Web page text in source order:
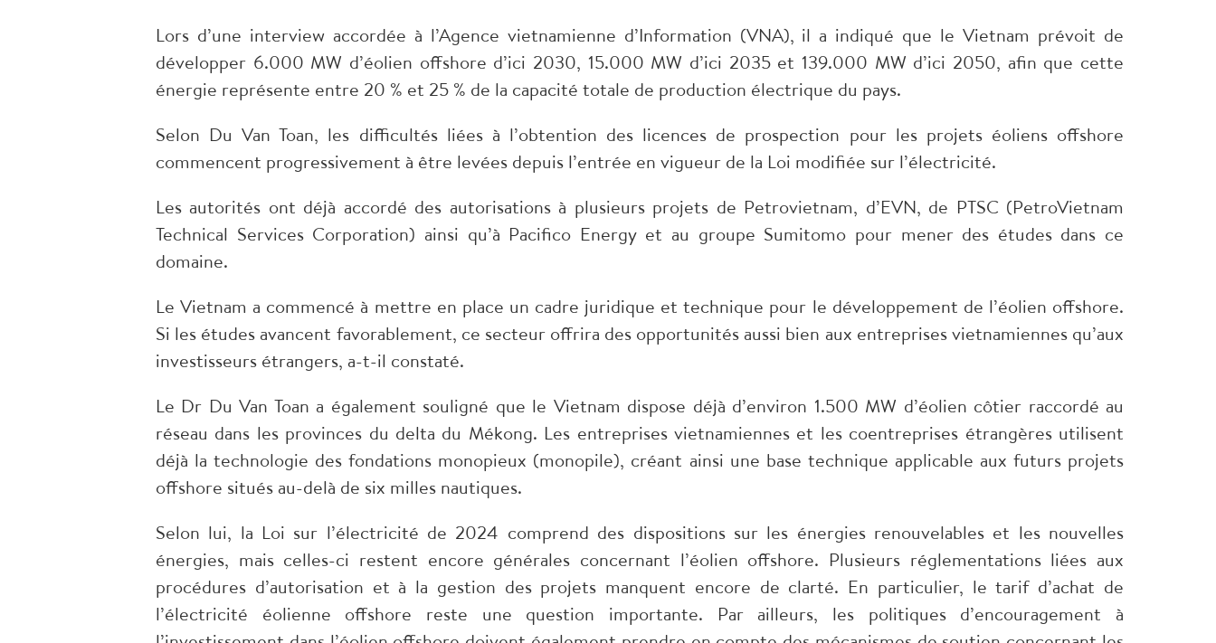
Lors d’une interview accordée à l’Agence vietnamienne d’Information (VNA), il a indiqué que le Vietnam prévoit de
développer 6.000 MW d’éolien offshore d’ici 2030, 15.000 MW d’ici 2035 et 139.000 MW d’ici 2050, afin que cette
énergie représente entre 20 % et 25 % de la capacité totale de production électrique du pays.
Selon Du Van Toan, les difficultés liées à l’obtention des licences de prospection pour les projets éoliens offshore
commencent progressivement à être levées depuis l’entrée en vigueur de la Loi modifiée sur l’électricité.
Les autorités ont déjà accordé des autorisations à plusieurs projets de Petrovietnam, d’EVN, de PTSC (PetroVietnam
Technical Services Corporation) ainsi qu’à Pacifico Energy et au groupe Sumitomo pour mener des études dans ce
domaine.
Le Vietnam a commencé à mettre en place un cadre juridique et technique pour le développement de l’éolien offshore.
Si les études avancent favorablement, ce secteur offrira des opportunités aussi bien aux entreprises vietnamiennes qu’aux
investisseurs étrangers, a-t-il constaté.
Le Dr Du Van Toan a également souligné que le Vietnam dispose déjà d’environ 1.500 MW d’éolien côtier raccordé au
réseau dans les provinces du delta du Mékong. Les entreprises vietnamiennes et les coentreprises étrangères utilisent
déjà la technologie des fondations monopieux (monopile), créant ainsi une base technique applicable aux futurs projets
offshore situés au-delà de six milles nautiques.
Selon lui, la Loi sur l’électricité de 2024 comprend des dispositions sur les énergies renouvelables et les nouvelles
énergies, mais celles-ci restent encore générales concernant l’éolien offshore. Plusieurs réglementations liées aux
procédures d’autorisation et à la gestion des projets manquent encore de clarté. En particulier, le tarif d’achat de
l’électricité éolienne offshore reste une question importante. Par ailleurs, les politiques d’encouragement à